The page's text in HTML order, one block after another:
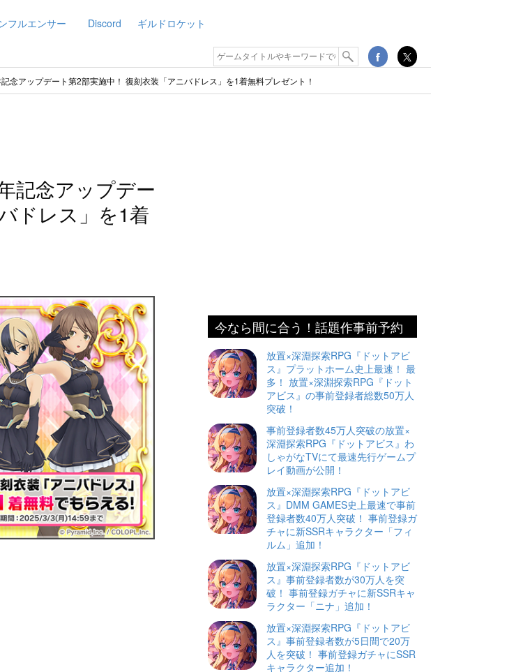
フルエンサー Discord ギルドロケット
念アップデート第2部実施中！ 復刻衣装「アニバドレス」を1着無料プレゼント！
記念アップデー
ドレス」を1着
今なら間に合う！話題作事前予約
放置×深淵探索RPG『ドットアビ
ス』プラットホーム史上最速！ 最
多！ 放置×深淵探索RPG『ドット
アビス』の事前登録者総数50万人
突破！
事前登録者数45万人突破の放置×
深淵探索RPG『ドットアビス』わ
しゃがなTVにて最速先行ゲームプ
レイ動画が公開！
放置×深淵探索RPG『ドットアビ
ス』DMM GAMES史上最速で事前
登録者数40万人突破！ 事前登録ガ
チャに新SSRキャラクター「フィ
ルム」追加！
放置×深淵探索RPG『ドットアビ
ス』事前登録者数が30万人を突
破！ 事前登録ガチャに新SSRキャ
ラクター「ニナ」追加！
放置×深淵探索RPG『ドットアビ
ス』事前登録者数が5日間で20万
人を突破！ 事前登録ガチャにSSR
キャラクター追加！